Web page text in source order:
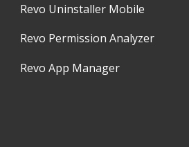
Revo Uninstaller Mobile
Revo Permission Analyzer
Revo App Manager